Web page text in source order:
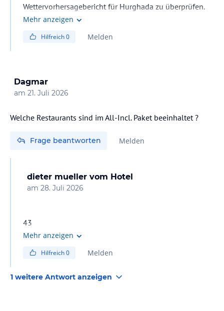
Wettervorhersagebericht für Hurghada zu überprüfen.
Mehr anzeigen
Hilfreich0 Melden
Dagmar
am 21. Juli 2026
Welche Restaurants sind im All-Incl. Paket beeinhaltet ?
Frage beantworten Melden
dieter mueller vom Hotel
am 28. Juli 2026
43
2 Buffets und 4 À-la-carte-Restaurants mit Menü
Mehr anzeigen
Hilfreich0 Melden
1 weitere Antwort anzeigen